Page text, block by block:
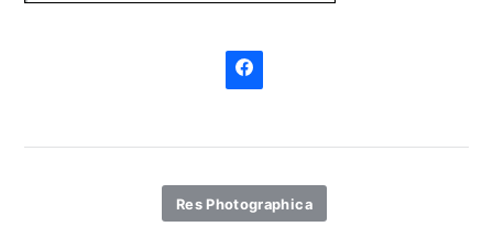
Res Photographica